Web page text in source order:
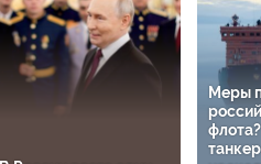
Меры